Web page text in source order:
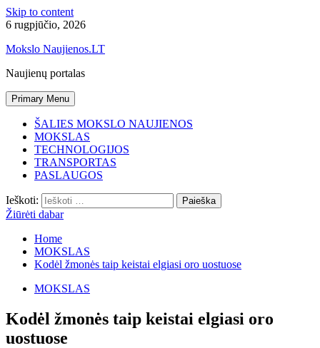
Skip to content
6 rugpjūčio, 2026
Mokslo Naujienos.LT
Naujienų portalas
Primary Menu
ŠALIES MOKSLO NAUJIENOS
MOKSLAS
TECHNOLOGIJOS
TRANSPORTAS
PASLAUGOS
Ieškoti:
Žiūrėti dabar
Home
MOKSLAS
Kodėl žmonės taip keistai elgiasi oro uostuose
MOKSLAS
Kodėl žmonės taip keistai elgiasi oro
uostuose